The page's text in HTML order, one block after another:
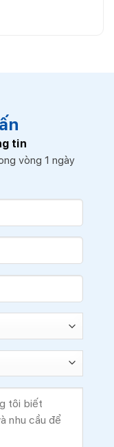
tin
vòng 1 ngày